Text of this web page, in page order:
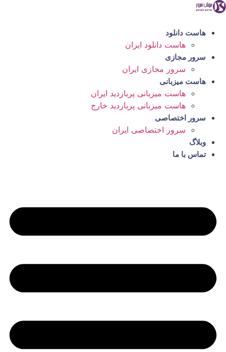
پرش
محتوا
هاست دانلود
هاست دانلود ایران
سرور مجازی
سرور مجازی ایران
هاست میزبانی
هاست میزبانی پربازدید ایران
هاست میزبانی پربازدید خارج
سرور اختصاصی
سرور اختصاصی ایران
وبلاگ
تماس با ما